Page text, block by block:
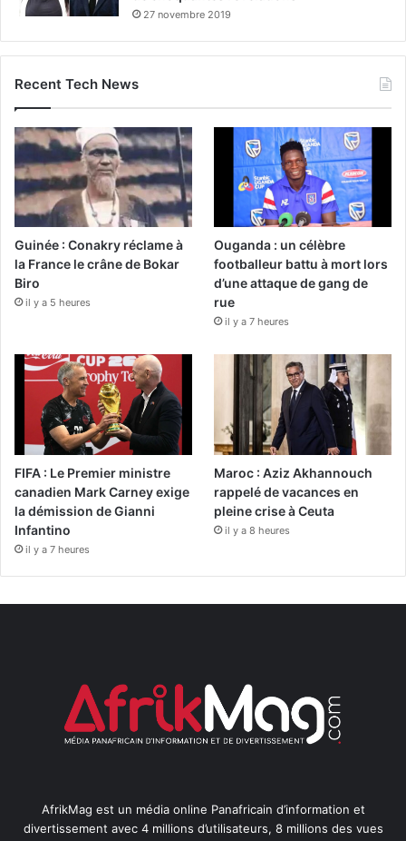
27 novembre 2019
Recent Tech News
Guinée : Conakry réclame à
la France le crâne de Bokar
Biro
il y a 5 heures
Ouganda : un célèbre
footballeur battu à mort lors
d’une attaque de gang de
rue
il y a 7 heures
FIFA : Le Premier ministre
canadien Mark Carney exige
la démission de Gianni
Infantino
il y a 7 heures
Maroc : Aziz Akhannouch
rappelé de vacances en
pleine crise à Ceuta
il y a 8 heures
AfrikMag est un média online Panafricain d’information et
divertissement avec 4 millions d’utilisateurs, 8 millions des vues